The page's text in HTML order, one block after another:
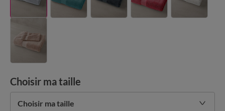
Choisir ma taille
Choisir ma taille